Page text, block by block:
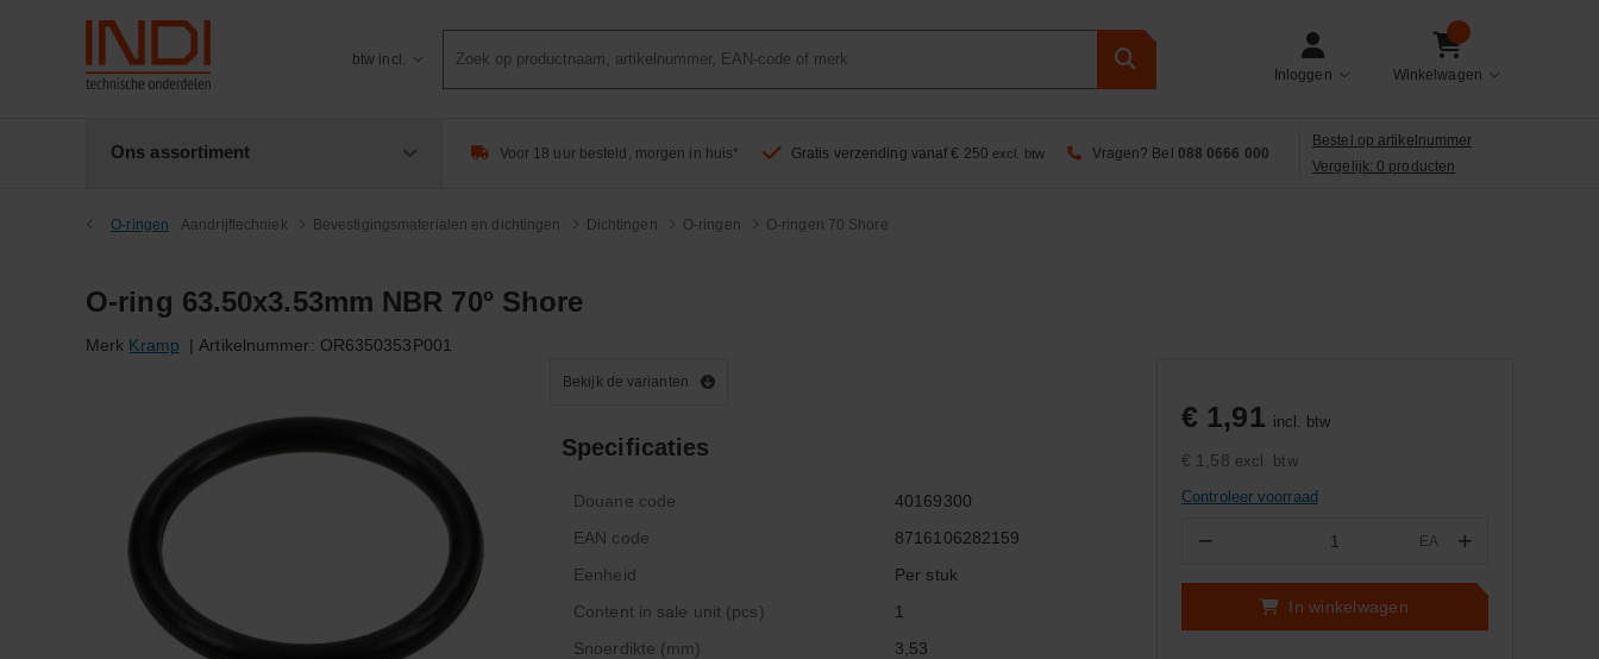
btw incl.
zoeken
Inloggen Winkelwagen
Ons assortiment Voor 18 uur besteld, morgen in huis* Gratis verzending vanaf € 250 excl. btw Vragen? Bel 088 0666 000
Bestel op artikelnummer
Vergelijk: 0 producten
O-ringen Aandrijftechniek Bevestigingsmaterialen en dichtingen Dichtingen O-ringen O-ringen 70 Shore
O-ring 63.50x3.53mm NBR 70º Shore
Merk Kramp | Artikelnummer: OR6350353P001
Bekijk de varianten
Specificaties
Douane code
40169300
EAN code
8716106282159
Eenheid
Per stuk
Content in sale unit (pcs)
1
Snoerdikte (mm)
3,53
€ 1,91 incl. btw
€ 1,58 excl. btw
Controleer voorraad
− EA +
In winkelwagen